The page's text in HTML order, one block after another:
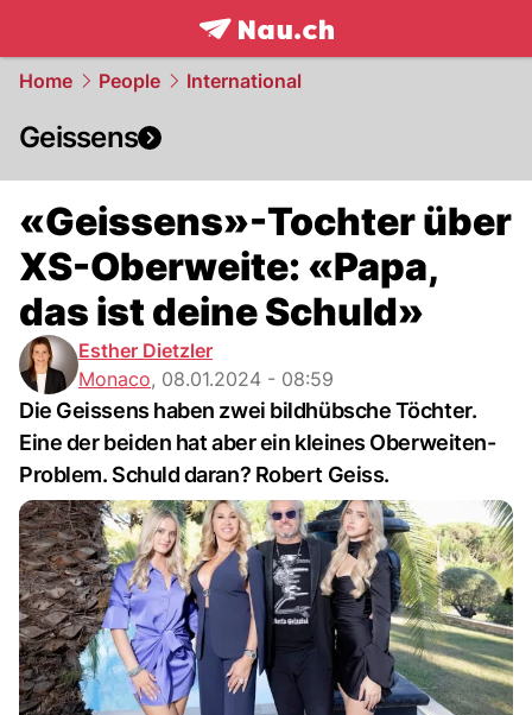
frontpage.NAU.ch
Home People International
Geissens
«Geissens»-Tochter über
XS-Oberweite: «Papa,
das ist deine Schuld»
Esther Dietzler
Monaco, 08.01.2024 - 08:59
Die Geissens haben zwei bildhübsche Töchter.
Eine der beiden hat aber ein kleines Oberweiten-
Problem. Schuld daran? Robert Geiss.